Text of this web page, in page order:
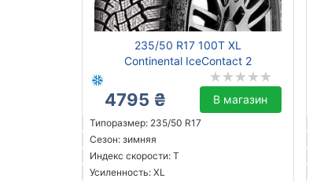
235/50 R17 100T XL
Continental IceContact 2
4795 ₴ В магазин
Типоразмер: 235/50 R17
Сезон: зимняя
Индекс скорости: T
Усиленность: XL